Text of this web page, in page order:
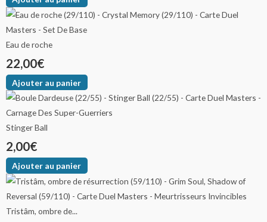
Eau de roche
22,00€
Ajouter au panier
Stinger Ball
2,00€
Ajouter au panier
Tristâm, ombre de...